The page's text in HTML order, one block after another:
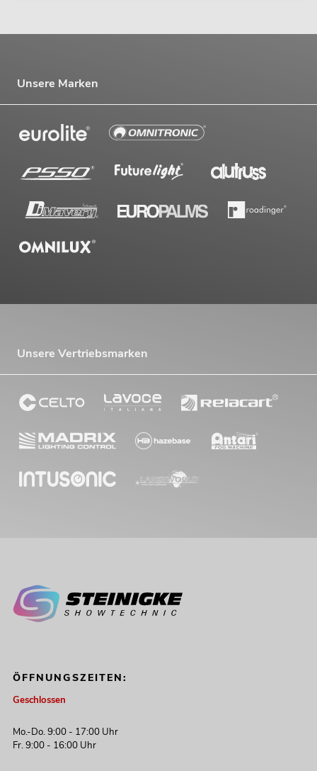
Unsere Marken
Unsere Vertriebsmarken
ÖFFNUNGSZEITEN:
Geschlossen
Mo.-Do. 9:00 - 17:00 Uhr
Fr. 9:00 - 16:00 Uhr